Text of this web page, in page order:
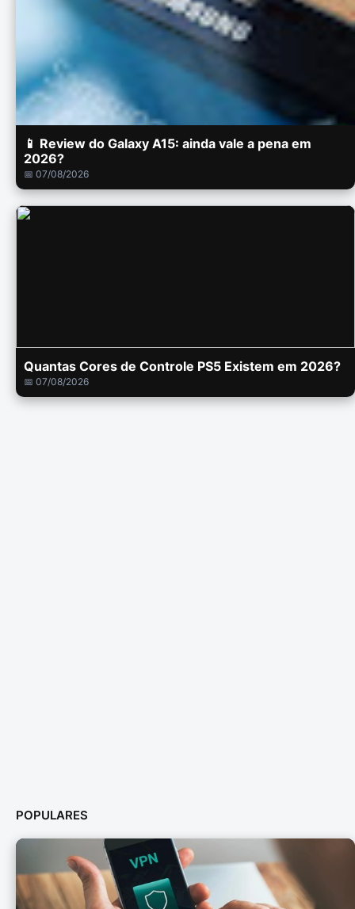
📱 Review do Galaxy A15: ainda vale a pena em
2026?
📅 07/08/2026
Quantas Cores de Controle PS5 Existem em 2026?
📅 07/08/2026
POPULARES